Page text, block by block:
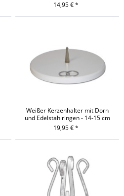
14,95 € *
Weißer Kerzenhalter mit Dorn
und Edelstahlringen - 14-15 cm
19,95 € *